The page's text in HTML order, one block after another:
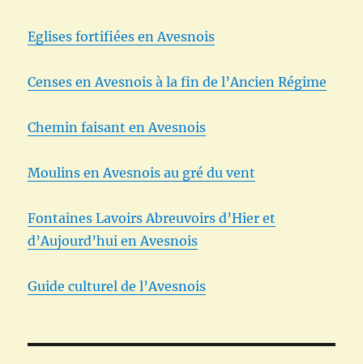
Eglises fortifiées en Avesnois
Censes en Avesnois à la fin de l’Ancien Régime
Chemin faisant en Avesnois
Moulins en Avesnois au gré du vent
Fontaines Lavoirs Abreuvoirs d’Hier et
d’Aujourd’hui en Avesnois
Guide culturel de l’Avesnois